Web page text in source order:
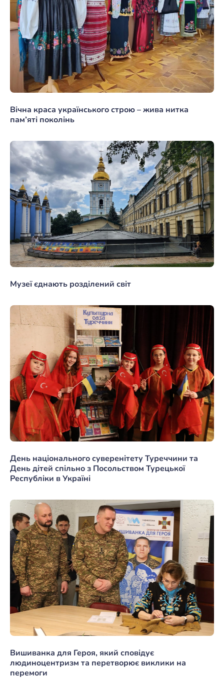
Вічна краса українського строю – жива нитка
пам’яті поколінь
Музеї єднають розділений світ
День національного суверенітету Туреччини та
День дітей спільно з Посольством Турецької
Республіки в Україні
Вишиванка для Героя, який сповідує
людиноцентризм та перетворює виклики на
перемоги